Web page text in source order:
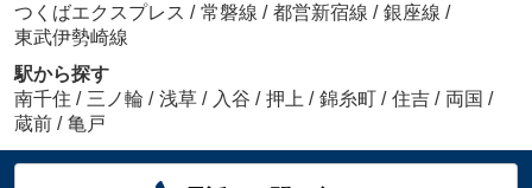
つくばエクスプレス / 常磐線 / 都営新宿線 / 銀座線 /
東武伊勢崎線
駅から探す
南千住 / 三ノ輪 / 浅草 / 入谷 / 押上 / 錦糸町 / 住吉 / 両国 /
蔵前 / 亀戸